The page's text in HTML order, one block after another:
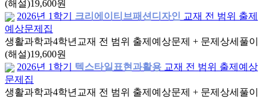
(해설)19,600원
2026년 1학기
크리에이티브패션디자인 교재 전 범위 출제
예상문제집
생활과학과4학년 교재 전 범위 출제예상문제 + 문제상세풀이
(해설)19,600원
2026년 1학기
텍스타일표현과활용 교재 전 범위 출제예상
문제집
생활과학과4학년 교재 전 범위 출제예상문제 + 문제상세풀이